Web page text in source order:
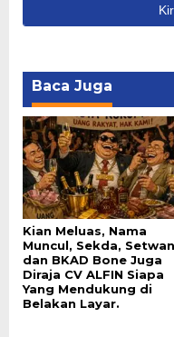
Baca Juga
Kian Meluas, Nama
Muncul, Sekda, Setwan
dan BKAD Bone Juga
Diraja CV ALFIN Siapa
Yang Mendukung di
Belakan Layar.